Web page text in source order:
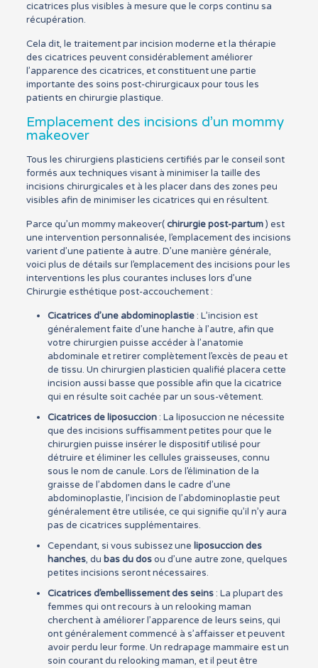
cicatrices plus visibles à mesure que le corps continu sa
récupération.
Cela dit, le traitement par incision moderne et la thérapie
des cicatrices peuvent considérablement améliorer
l’apparence des cicatrices, et constituent une partie
importante des soins post-chirurgicaux pour tous les
patients en chirurgie plastique.
Emplacement des incisions d’un mommy
makeover
Tous les chirurgiens plasticiens certifiés par le conseil sont
formés aux techniques visant à minimiser la taille des
incisions chirurgicales et à les placer dans des zones peu
visibles afin de minimiser les cicatrices qui en résultent.
Parce qu’un mommy makeover(chirurgie post-partum) est
une intervention personnalisée, l’emplacement des incisions
varient d’une patiente à autre. D’une manière générale,
voici plus de détails sur l’emplacement des incisions pour les
interventions les plus courantes incluses lors d’une
Chirurgie esthétique post-accouchement :
Cicatrices d’une abdominoplastie: L’incision est
généralement faite d’une hanche à l’autre, afin que
votre chirurgien puisse accéder à l’anatomie
abdominale et retirer complètement l’excès de peau et
de tissu. Un chirurgien plasticien qualifié placera cette
incision aussi basse que possible afin que la cicatrice
qui en résulte soit cachée par un sous-vêtement.
Cicatrices de liposuccion: La liposuccion ne nécessite
que des incisions suffisamment petites pour que le
chirurgien puisse insérer le dispositif utilisé pour
détruire et éliminer les cellules graisseuses, connu
sous le nom de canule. Lors de l’élimination de la
graisse de l’abdomen dans le cadre d’une
abdominoplastie, l’incision de l’abdominoplastie peut
généralement être utilisée, ce qui signifie qu’il n’y aura
pas de cicatrices supplémentaires.
Cependant, si vous subissez une liposuccion des
hanches, du bas du dosou d’une autre zone, quelques
petites incisions seront nécessaires.
Cicatrices d’embellissement des seins: La plupart des
femmes qui ont recours à un relooking maman
cherchent à améliorer l’apparence de leurs seins, qui
ont généralement commencé à s’affaisser et peuvent
avoir perdu leur forme. Un redrapage mammaire est un
soin courant du relooking maman, et il peut être